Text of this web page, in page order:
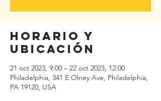
Horario y
ubicación
21 oct 2023, 9:00 – 22 oct 2023, 12:00
Philadelphia, 341 E Olney Ave, Philadelphia,
PA 19120, USA